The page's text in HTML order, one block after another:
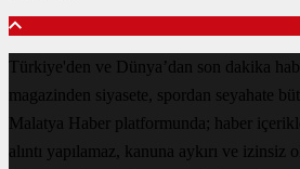
Türkiye'den ve Dünya’dan son dakika
magazinden siyasete, spordan seyahate
Malatya Haber platformunda; haber
alıntı yapılamaz, kanuna aykırı ve izinsiz